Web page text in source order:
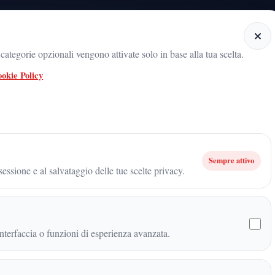
Notiziario audio
del movimento sul territorio ARNALDO GADOLA, UN
di Futuro Nazionale in Campania: il protagonista che sta
sta ridisegnando gli
opzionali vengono attivate solo in base alla tua scelta.
Policy
e al salvataggio delle tue scelte privacy.
Sempre attivo
o funzioni di esperienza avanzata.